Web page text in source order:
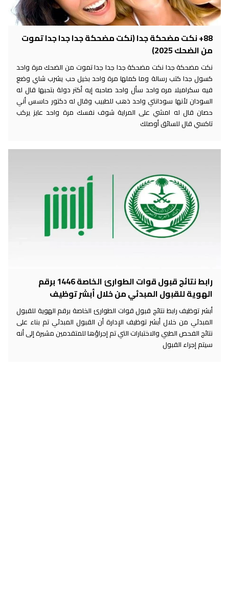
88+ نكت مضحكة جدا (نكت مضحكة جدا جدا جدا تموت
من الضحك 2025)
نكت مضحكة جدا نكت مضحكة جدا جدا جدا تموت من الضحك مرة واحد
كسول جدا كتب رسالة وما كملها مرة واحد بخيل حب يشرب شاي وضع
فيه سكراميلا مره واحد سأل واحد صاحبه إيه أكتر دولة بتحبها قال له
السودان لأنها سودانتي واحد ذهب للطبيب وقال له دكتور حاسس أني
حصان قال له امشي على المراية شوف نفسك مرة واحد عايز يركب
تاكسي قال للسائق أوصلك
رابط نتائج قبول قوات الطوارئ الخاصة 1446 برقم
الهوية للقبول المبدئي من خلال أبشر توظيف
أبشر توظيف رابط نتائج قبول قوات الطوارئ الخاصة برقم الهوية للقبول
المبدئي من خلال أبشر توظيف الإدارة أن القبول المبدئي تم بناء على
نتائج الفحص الطبي والاختبارات التي تم إجراؤها للمتقدمين مشيرة إلى أنه
سيتم إجراء القبول